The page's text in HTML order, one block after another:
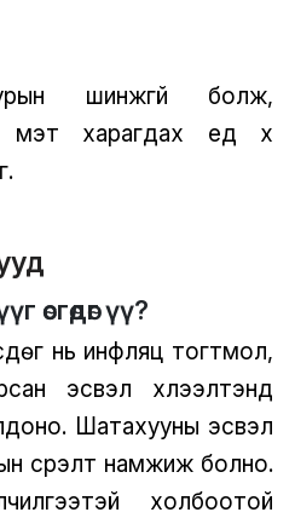
шинжгүй болж,
харагдах үед хүү
үү?
нь инфляц тогтмол,
эсвэл хүлээлтэнд
Шатахууны эсвэл
үсрэлт намжиж болно.
холбоотой